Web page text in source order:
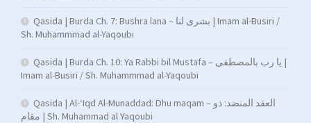
Qasida | Burda Ch. 7: Bushra lana – بشرى لنا | Imam al-Busiri /
Sh. Muhammmad al-Yaqoubi
Qasida | Burda Ch. 10: Ya Rabbi bil Mustafa – يا رب بالمصطفى |
Imam al-Busiri / Sh. Muhammmad al-Yaqoubi
Qasida | Al-‘Iqd Al-Munaddad: Dhu maqam – العقد المنضد: ذو
مقام | Sh. Muhammad al Yaqoubi